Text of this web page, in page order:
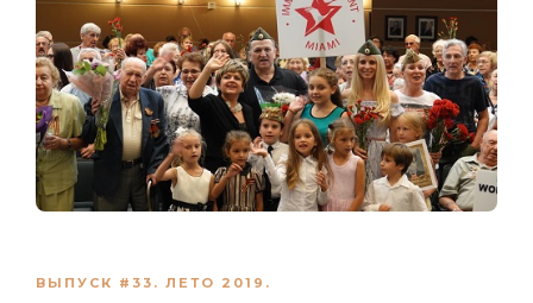
ВЫПУСК #33. ЛЕТО 2019.